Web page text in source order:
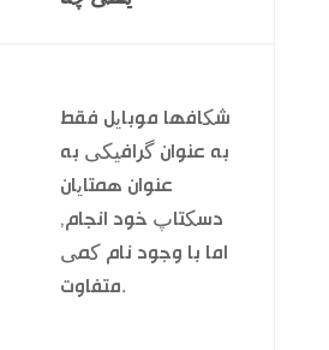
شکافها موبایل فقط
به عنوان گرافیکی به
عنوان همتایان
دسکتاپ خود انجام,
اما با وجود نام کمی
متفاوت.